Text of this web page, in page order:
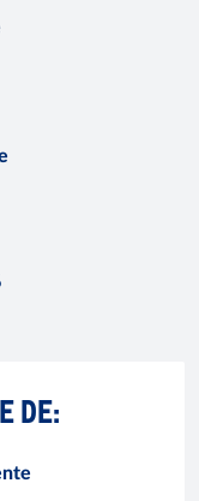
DE: